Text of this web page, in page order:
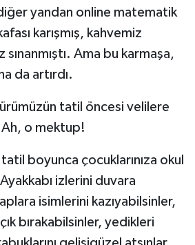
yandan online matematik
karışmış, kahvemiz
sınanmıştı. Ama bu karmaşa,
da artırdı.
tatil öncesi velilere
o mektup!
boyunca çocuklarınıza okul
izlerini duvara
isimlerini kazıyabilsinler,
bırakabilsinler, yedikleri